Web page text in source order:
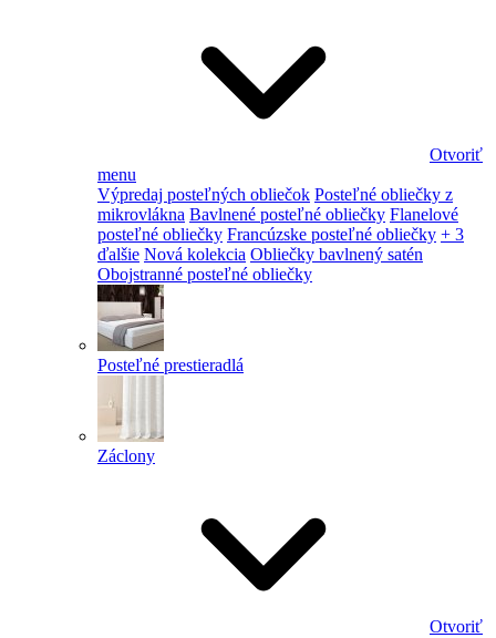
Otvoriť
menu
Výpredaj posteľných obliečok Posteľné obliečky z
mikrovlákna Bavlnené posteľné obliečky Flanelové
posteľné obliečky Francúzske posteľné obliečky + 3
ďalšie Nová kolekcia Obliečky bavlnený satén
Obojstranné posteľné obliečky
Posteľné prestieradlá
Záclony
Otvoriť